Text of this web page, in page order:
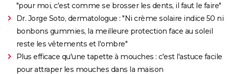
"pour moi, c'est comme se brosser les dents, il faut le faire"
Dr. Jorge Soto, dermatologue : "Ni crème solaire indice 50 ni
bonbons gummies, la meilleure protection face au soleil
reste les vêtements et l'ombre"
Plus efficace qu'une tapette à mouches : c'est l'astuce facile
pour attraper les mouches dans la maison